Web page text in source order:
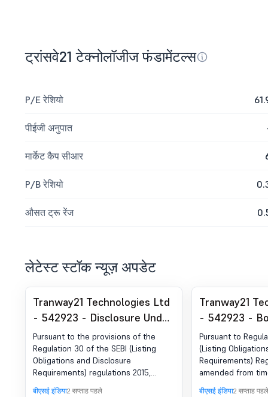
ट्रांसवे21 टेक्नोलॉजीज फंडामेंटल्स
P/E रेशियो
पीईजी अनुपात
मार्केट कैप सीआर
P/B रेशियो
औसत ट्रू रेंज
लेटेस्ट स्टॉक न्यूज़ अपडेट
Tranway21 Technologies Ltd
- 542923 - Disclosure Under
Regulation 30 Of The SEBI
(Listing Obligations And
Disclosure Requirements)
Regulations, 2015, For Re-
Pursuant to the provisions of the
Regulation 30 of the SEBI (Listing
Obligations and Disclosure
Requirements) regulations 2015,
based on the recommendations of
बीएसई इंडिया2 सप्ताह पहले
Tranway21
- 542923 -
Outcome for
Board
Pursuant to
(Listing
Requirements)
amended from
to inform you that
बीएसई इंडिया2 सप्ताह पहले